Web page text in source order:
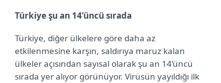
Türkiye şu an 14’üncü sırada
Türkiye, diğer ülkelere göre daha az
etkilenmesine karşın, saldırıya maruz kalan
ülkeler açısından sayısal olarak şu an 14’üncü
sırada yer alıyor görünüyor. Virüsün yayıldığı ilk